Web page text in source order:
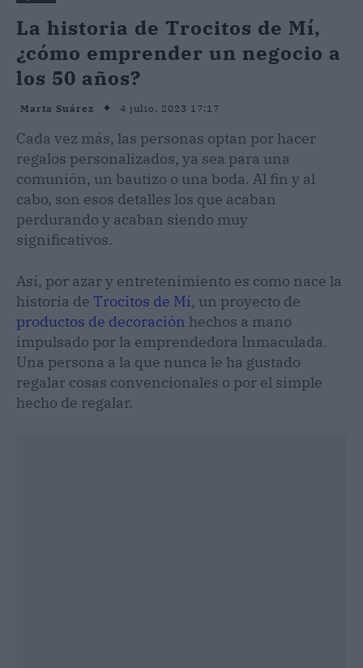
La historia de Trocitos de Mí,
¿cómo emprender un negocio a
los 50 años?
Marta Suárez 4 julio, 2023 17:17
Cada vez más, las personas optan por hacer
regalos personalizados, ya sea para una
comunión, un bautizo o una boda. Al fin y al
cabo, son esos detalles los que acaban
perdurando y acaban siendo muy
significativos.
Así, por azar y entretenimiento es como nace la
historia de Trocitos de Mí, un proyecto de
productos de decoración hechos a mano
impulsado por la emprendedora Inmaculada.
Una persona a la que nunca le ha gustado
regalar cosas convencionales o por el simple
hecho de regalar.